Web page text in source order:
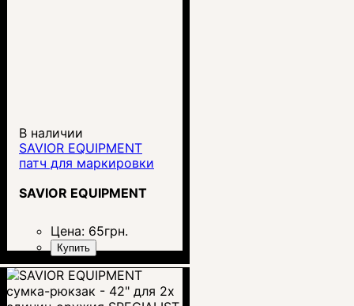
В наличии
SAVIOR EQUIPMENT
патч для маркировки
SAVIOR EQUIPMENT
Цена: 65грн.
Купить